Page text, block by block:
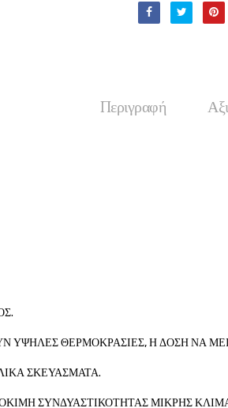
Περιγραφή
ΥΨΗΛΕΣ ΘΕΡΜΟΚΡΑΣΙΕΣ, Η ΔΟΣΗ ΝΑ
ΣΚΕΥΑΣΜΑΤΑ.
ΣΥΝΔΥΑΣΤΙΚΟΤΗΤΑΣ ΜΙΚΡΗΣ